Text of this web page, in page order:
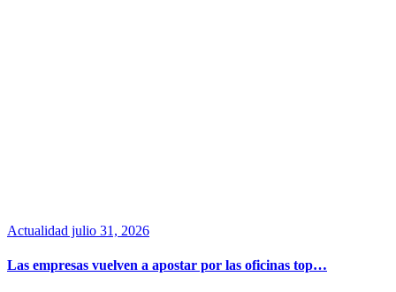
Actualidad julio 31, 2026
Las empresas vuelven a apostar por las oficinas top…